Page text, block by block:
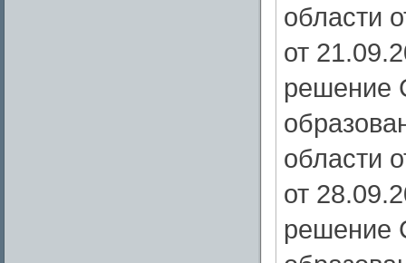
области
от
решение
области
от
решение